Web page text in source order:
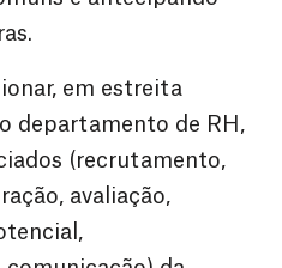
em estreita
departamento de RH,
(recrutamento,
avaliação,